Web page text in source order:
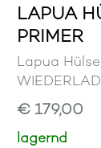
LAPUA
PRIMER
Lapua
€ 179,00
lagernd